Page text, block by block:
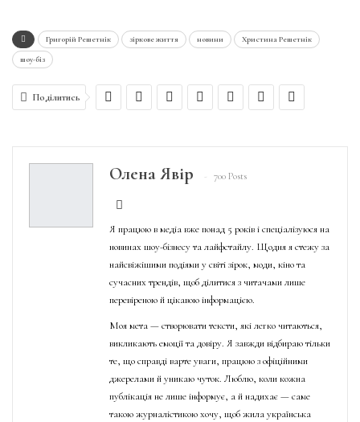
Григорій Решетнік зіркове життя новини Христина Решетнік
шоу-біз
Поділитись
Олена Явір 700 Posts
Я працюю в медіа вже понад 5 років і спеціалізуюся на
новинах шоу-бізнесу та лайфстайлу. Щодня я стежу за
найсвіжішими подіями у світі зірок, моди, кіно та
сучасних трендів, щоб ділитися з читачами лише
перевіреною й цікавою інформацією.
Моя мета — створювати тексти, які легко читаються,
викликають емоції та довіру. Я завжди відбираю тільки
те, що справді варте уваги, працюю з офіційними
джерелами й уникаю чуток. Люблю, коли кожна
публікація не лише інформує, а й надихає — саме
такою журналістикою хочу, щоб жила українська